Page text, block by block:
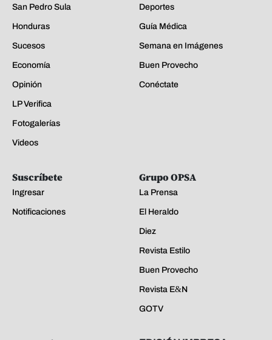
San Pedro Sula
Honduras
Sucesos
Economía
Opinión
LP Verifica
Fotogalerías
Videos
Deportes
Guía Médica
Semana en Imágenes
Buen Provecho
Conéctate
Suscríbete
Ingresar
Notificaciones
Grupo OPSA
La Prensa
El Heraldo
Diez
Revista Estilo
Buen Provecho
Revista E&N
GOTV